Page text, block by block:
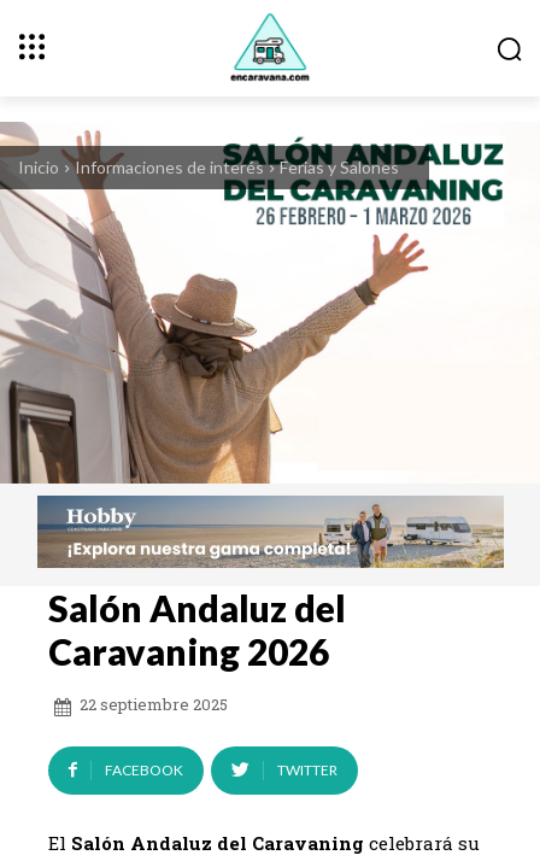
Inicio Informaciones de interés Ferias y Salones
Salón Andaluz del
Caravaning 2026
22 septiembre 2025
FACEBOOK TWITTER
El Salón Andaluz del Caravaning celebrará su